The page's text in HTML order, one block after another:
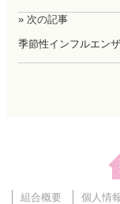
» 次の記事
季節性インフルエン
組合概要 個人情